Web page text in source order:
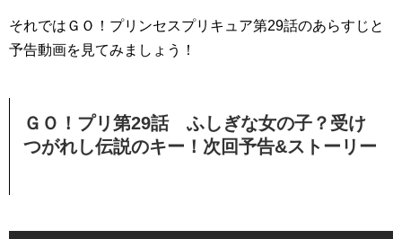
それではＧＯ！プリンセスプリキュア第29話のあらすじと
予告動画を見てみましょう！
ＧＯ！プリ第29話 ふしぎな女の子？受け
つがれし伝説のキー！次回予告&ストーリー